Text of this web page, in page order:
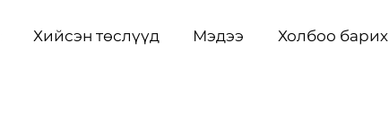
Хийсэн төслүүд Мэдээ Холбоо барих